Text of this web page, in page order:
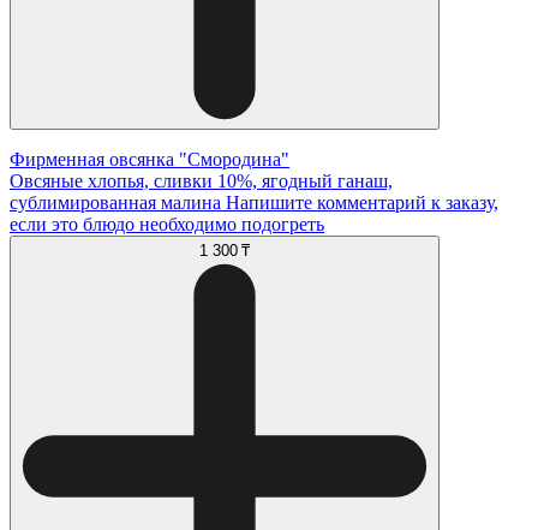
Фирменная овсянка "Смородина"
Овсяные хлопья, сливки 10%, ягодный ганаш,
сублимированная малина Напишите комментарий к заказу,
если это блюдо необходимо подогреть
1 300 ₸